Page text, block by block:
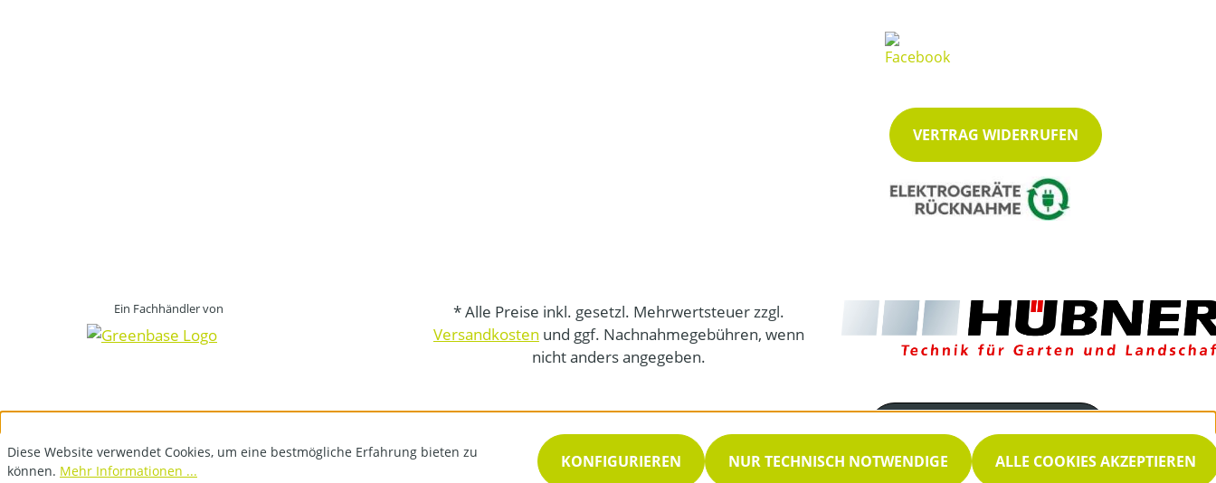
VERTRAG WIDERRUFEN
Ein Fachhändler von
* Alle Preise inkl. gesetzl. Mehrwertsteuer zzgl.
Versandkosten und ggf. Nachnahmegebühren, wenn
nicht anders angegeben.
035939 8550
Servicezeiten
Diese Website verwendet Cookies, um eine bestmögliche Erfahrung bieten zu
können. Mehr Informationen ... NUR TECHNISCH NOTWENDIGE
KONFIGURIEREN ALLE COOKIES AKZEPTIEREN